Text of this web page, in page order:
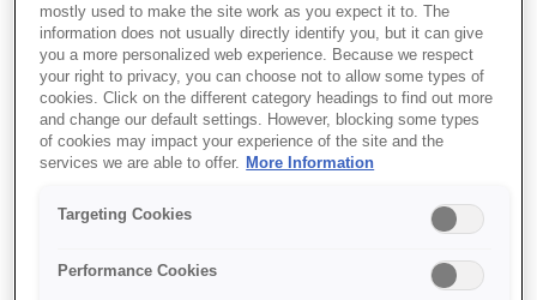
Print high-quality monochrome
labels, tags and tickets
Durable prints
Data privacy
mostly used to make the site work as you expect it to. The
information does not usually directly identify you, but it can give
you a more personalized web experience. Because we respect
your right to privacy, you can choose not to allow some types of
cookies. Click on the different category headings to find out more
and change our default settings. However, blocking some types
of cookies may impact your experience of the site and the
services we are able to offer. More Information
Targeting Cookies
Performance Cookies